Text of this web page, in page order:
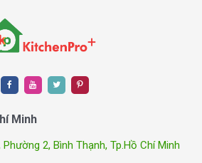
lâu dài cho khách hàng.
linh hoạt:
KitchenPro Plus cung
trả sản phẩm trong trường hợp
bạn.
khi mua Bếp điện từ hồng ngoại
đặc biệt trong các dịp
Minh
2, Bình Thạnh, Tp.Hồ Chí Minh